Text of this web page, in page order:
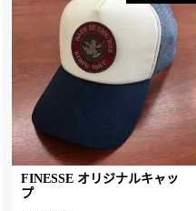
FINESSE オリジナルキャッ
プ